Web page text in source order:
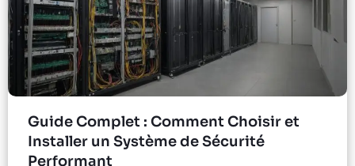
Guide Complet : Comment Choisir et
Installer un Système de Sécurité
Performant